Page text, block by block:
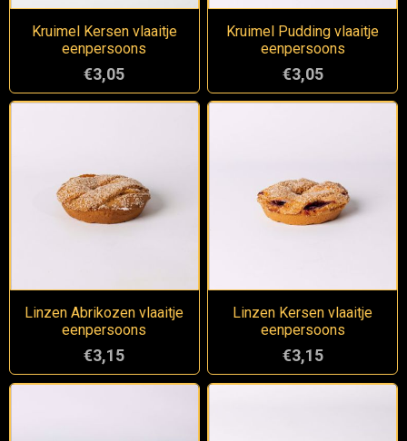
Kruimel Kersen vlaaitje
eenpersoons
€3,05
Kruimel Pudding vlaaitje
eenpersoons
€3,05
Linzen Abrikozen vlaaitje
eenpersoons
€3,15
Linzen Kersen vlaaitje
eenpersoons
€3,15